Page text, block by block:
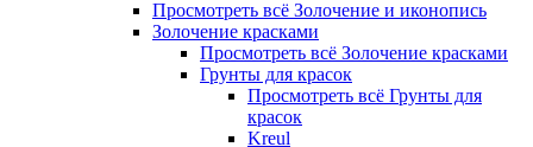
Просмотреть всё Золочение и иконопись
Золочение красками
Просмотреть всё Золочение красками
Грунты для красок
Просмотреть всё Грунты для
красок
Kreul